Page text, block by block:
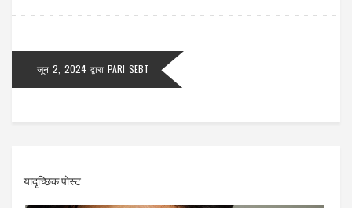
जून 2, 2024 द्वारा PARI SEBT
यादृच्छिक पोस्ट